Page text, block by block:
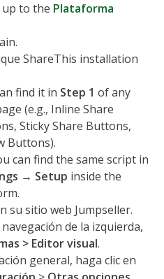
to the Plataforma
ShareThis installation
find it in Step 1 of any
(e.g., Inline Share
Sticky Share Buttons,
Buttons).
can find the same script in
→ Setup inside the
su sitio web Jumpseller.
de la izquierda,
> Editor visual.
general, haga clic en